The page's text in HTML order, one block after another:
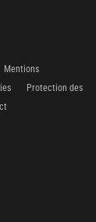
Mentions
Protection des